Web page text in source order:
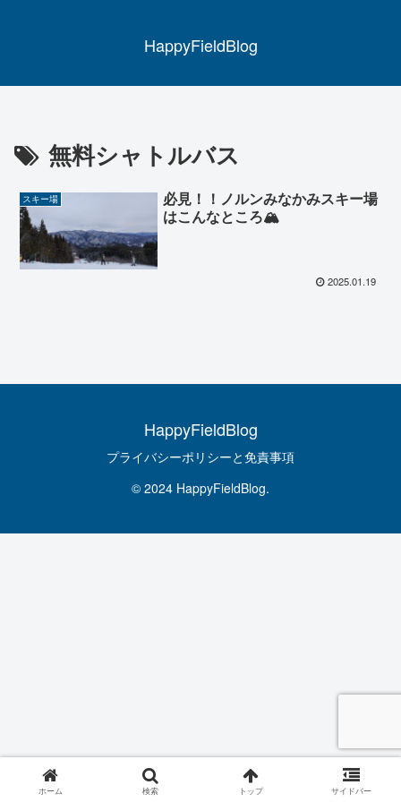
HappyFieldBlog
無料シャトルバス
スキー場
必見！！ノルンみなかみスキー場
はこんなところ🏔
2025.01.19
HappyFieldBlog
プライバシーポリシーと免責事項
© 2024 HappyFieldBlog.
ホーム 検索 トップ サイドバー